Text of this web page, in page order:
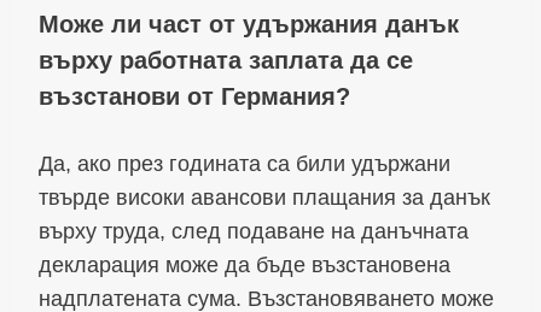
Може ли част от удържания данък
върху работната заплата да се
възстанови от Германия?
Да, ако през годината са били удържани
твърде високи авансови плащания за данък
върху труда, след подаване на данъчната
декларация може да бъде възстановена
надплатената сума. Възстановяването може